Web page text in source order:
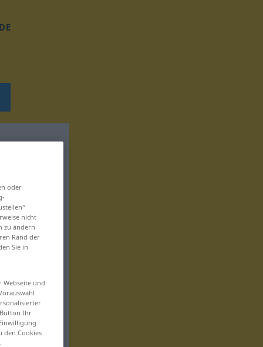
DE
oder
nicht
zu ändern
Rand der
Sie in
und
Ihr
den Cookies